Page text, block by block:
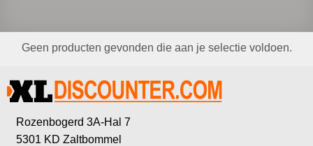
Geen producten gevonden die aan je selectie voldoen.
Rozenbogerd 3A-Hal 7
5301 KD Zaltbommel